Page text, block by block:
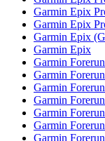
Garmin Epix
Garmin Epix
Garmin Epix
Garmin Epix
Garmin
Garmin
Garmin
Garmin
Garmin
Garmin
Garmin